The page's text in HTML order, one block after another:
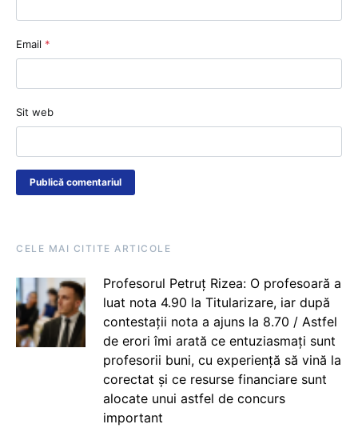
Email *
Sit web
CELE MAI CITITE ARTICOLE
Profesorul Petruț Rizea: O profesoară a
luat nota 4.90 la Titularizare, iar după
contestații nota a ajuns la 8.70 / Astfel
de erori îmi arată ce entuziasmați sunt
profesorii buni, cu experiență să vină la
corectat și ce resurse financiare sunt
alocate unui astfel de concurs
important